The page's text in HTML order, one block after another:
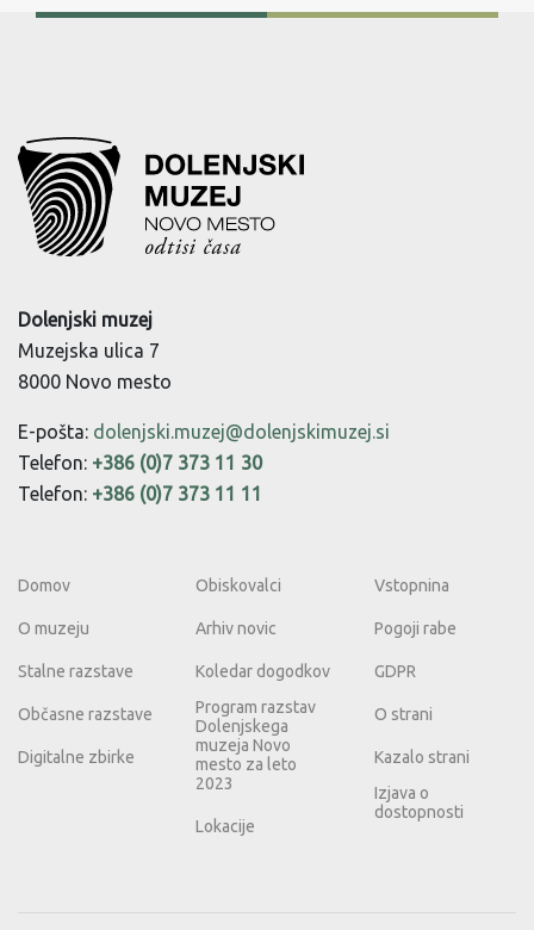
Dolenjski muzej
Muzejska ulica 7
8000 Novo mesto
E-pošta: dolenjski.muzej@dolenjskimuzej.si
Telefon: +386 (0)7 373 11 30
Telefon: +386 (0)7 373 11 11
Domov
O muzeju
Stalne razstave
Občasne razstave
Digitalne zbirke
Obiskovalci
Arhiv novic
Koledar dogodkov
Program razstav
Dolenjskega
muzeja Novo
mesto za leto
2023
Lokacije
Vstopnina
Pogoji rabe
GDPR
O strani
Kazalo strani
Izjava o
dostopnosti